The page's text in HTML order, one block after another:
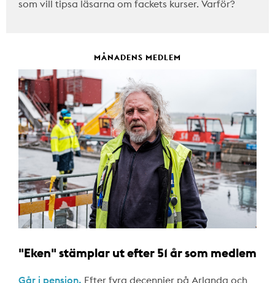
som vill tipsa läsarna om fackets kurser. Varför?
MÅNADENS MEDLEM
"Eken" stämplar ut efter 51 år som medlem
Går i pension. Efter fyra decennier på Arlanda och